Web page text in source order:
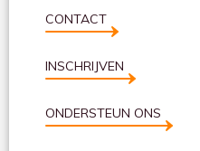
CONTACT
INSCHRIJVEN
ONDERSTEUN ONS